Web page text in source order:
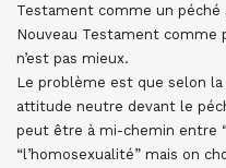
Testament comme un
Nouveau Testament comme
n’est pas mieux.
Le problème est que selon la
attitude neutre devant le
peut être à mi-chemin entre
“l’homosexualité” mais on